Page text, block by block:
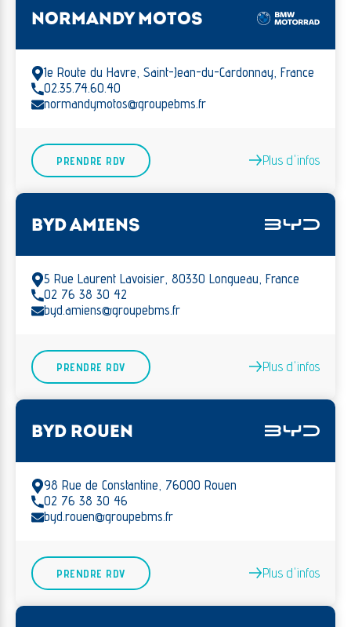
NORMANDY MOTOS
1e Route du Havre, Saint-Jean-du-Cardonnay, France
02.35.74.60.40
normandymotos@groupebms.fr
PRENDRE RDV Plus d'infos
BYD AMIENS
5 Rue Laurent Lavoisier, 80330 Longueau, France
02 76 38 30 42
byd.amiens@groupebms.fr
PRENDRE RDV Plus d'infos
BYD ROUEN
98 Rue de Constantine, 76000 Rouen
02 76 38 30 46
byd.rouen@groupebms.fr
PRENDRE RDV Plus d'infos